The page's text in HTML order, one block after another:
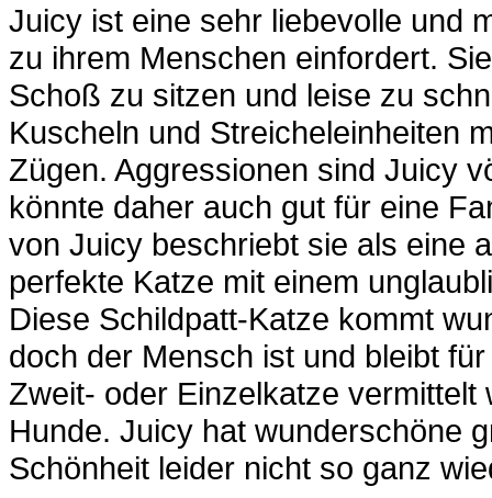
Juicy ist eine sehr liebevolle und
zu ihrem Menschen einfordert.
Schoß zu sitzen und leise zu
Kuscheln und Streicheleinheiten
Zügen. Aggressionen sind Juicy
könnte daher auch gut für eine
von Juicy beschriebt sie als eine
perfekte Katze mit einem
Diese Schildpatt-Katze kommt
doch der Mensch ist und bleibt
Zweit- oder Einzelkatze
Hunde. Juicy hat wunderschöne
Schönheit leider nicht so ganz